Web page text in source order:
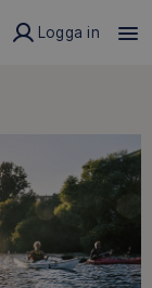
Logga in